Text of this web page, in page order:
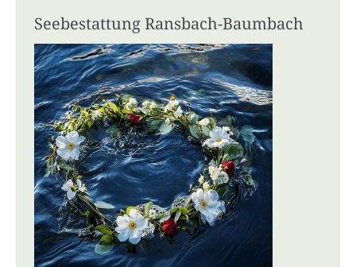
Seebestattung Ransbach-Baumbach